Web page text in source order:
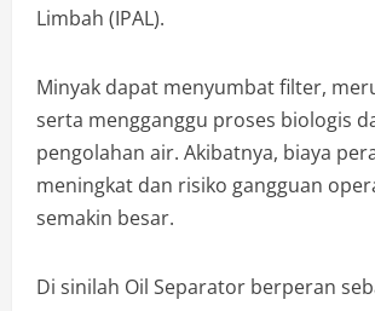
Limbah (IPAL).
Minyak dapat menyumbat filter,
serta mengganggu proses biologis
pengolahan air. Akibatnya, biaya
meningkat dan risiko gangguan
semakin besar.
Di sinilah Oil Separator berperan